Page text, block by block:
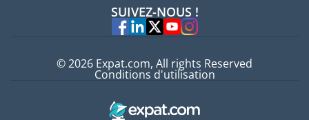
Experts
SUIVEZ-NOUS !
© 2026 Expat.com, All rights Reserved
Conditions d'utilisation